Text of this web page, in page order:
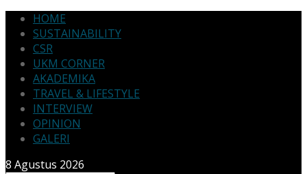
HOME
SUSTAINABILITY
CSR
UKM CORNER
AKADEMIKA
TRAVEL & LIFESTYLE
INTERVIEW
OPINION
GALERI
8 Agustus 2026